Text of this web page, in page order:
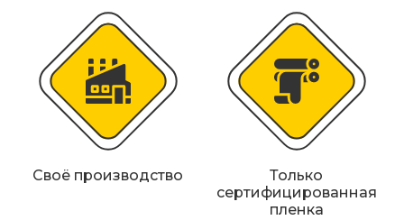
ограждения
Материалы для дорожной разметки
Знаки безопасности
Знаки магистральных газопроводов
Дорожное оборудование
Своё производство
Только
сертифицированная
пленка